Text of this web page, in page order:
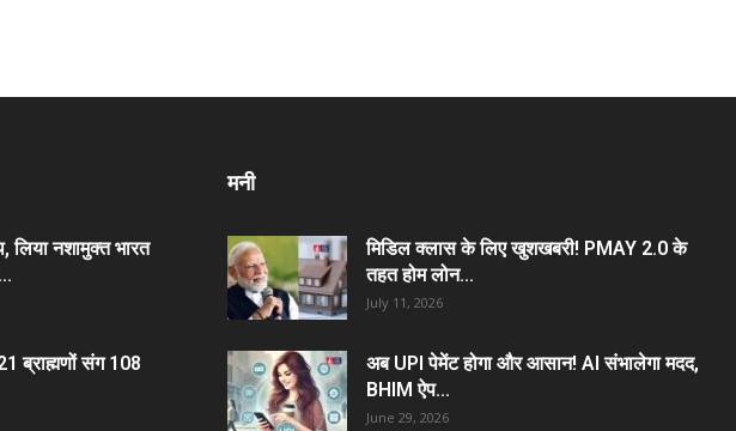
लिया नशामुक्त भारत
ब्राह्मणों संग 108
मनी
मिडिल क्लास के लिए खुशखबरी! PMAY 2.0 के
तहत होम लोन...
July 11, 2026
अब UPI पेमेंट होगा और आसान! AI संभालेगा मदद,
BHIM ऐप...
June 29, 2026